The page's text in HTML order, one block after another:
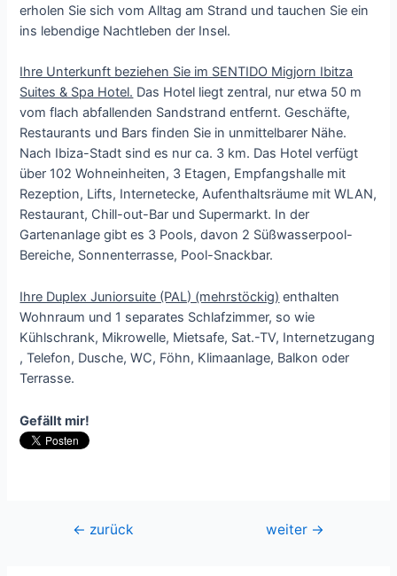
erholen Sie sich vom Alltag am Strand und tauchen Sie ein
ins lebendige Nachtleben der Insel.
Ihre Unterkunft beziehen Sie im SENTIDO Migjorn Ibitza
Suites & Spa Hotel. Das Hotel liegt zentral, nur etwa 50 m
vom flach abfallenden Sandstrand entfernt. Geschäfte,
Restaurants und Bars finden Sie in unmittelbarer Nähe.
Nach Ibiza-Stadt sind es nur ca. 3 km. Das Hotel verfügt
über 102 Wohneinheiten, 3 Etagen, Empfangshalle mit
Rezeption, Lifts, Internetecke, Aufenthaltsräume mit WLAN,
Restaurant, Chill-out-Bar und Supermarkt. In der
Gartenanlage gibt es 3 Pools, davon 2 Süßwasserpool-
Bereiche, Sonnenterrasse, Pool-Snackbar.
Ihre Duplex Juniorsuite (PAL) (mehrstöckig) enthalten
Wohnraum und 1 separates Schlafzimmer, so wie
Kühlschrank, Mikrowelle, Mietsafe, Sat.-TV, Internetzugang
, Telefon, Dusche, WC, Föhn, Klimaanlage, Balkon oder
Terrasse.
Gefällt mir!
Beitragsnavigation
← zurück weiter →